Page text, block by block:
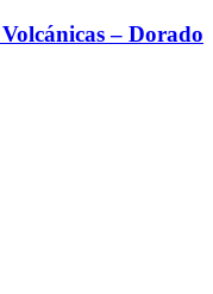
– Dorado